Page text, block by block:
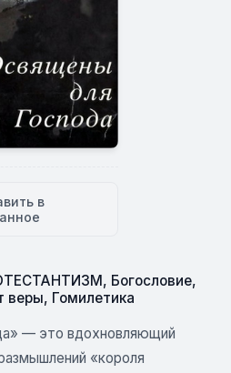
в
, Богословие,
веры, Гомилетика
— это вдохновляющий
«короля